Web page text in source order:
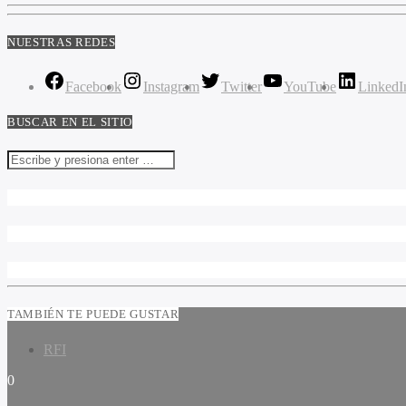
NUESTRAS REDES
Facebook Instagram Twitter YouTube
BUSCAR EN EL SITIO
TAMBIÉN TE PUEDE GUSTAR
RFI
0